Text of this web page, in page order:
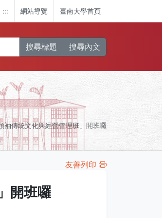
::: 網站導覽 臺南大學首頁
搜尋標題 搜尋內文
袖傳統文化與經營管理班」開班囉
友善列印
開班囉